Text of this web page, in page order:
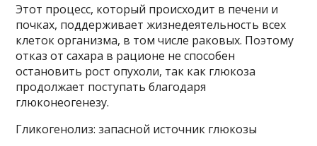
Этот процесс, который происходит в печени и
почках, поддерживает жизнедеятельность всех
клеток организма, в том числе раковых. Поэтому
отказ от сахара в рационе не способен
остановить рост опухоли, так как глюкоза
продолжает поступать благодаря
глюконеогенезу.
Гликогенолиз: запасной источник глюкозы